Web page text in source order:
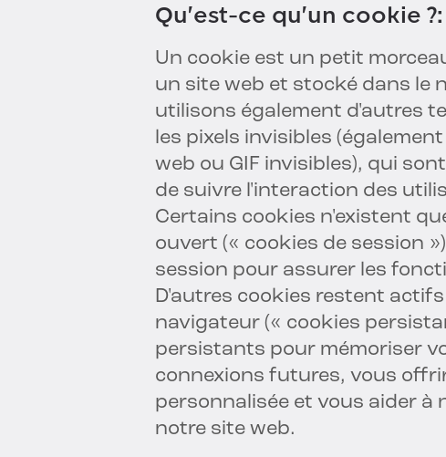
Qu'est-ce qu'un cookie ?:
Un cookie est un petit
un site web et stocké dans le
utilisons également d'autres
les pixels invisibles
web ou GIF invisibles), qui
de suivre l'interaction des
Certains cookies n'existent
ouvert (« cookies de session
session pour assurer les
D'autres cookies restent
navigateur (« cookies
persistants pour mémoriser
connexions futures, vous
personnalisée et vous aider
notre site web.